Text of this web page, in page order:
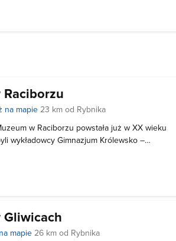
na mapie23 km od Rybnika
w Raciborzu powstała już w XX wieku
wykładowcy Gimnazjum Królewsko –
mapie26 km od Rybnika